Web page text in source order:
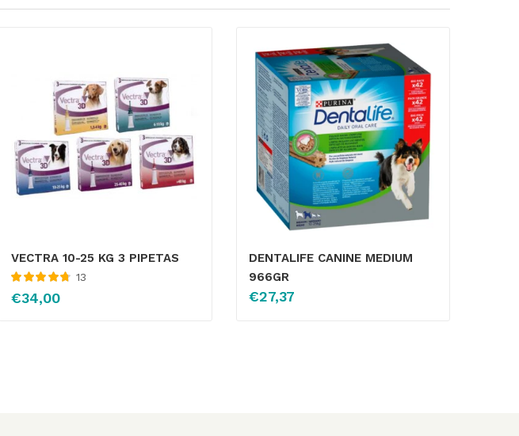
VECTRA 10-25 KG 3 PIPETAS
4.83de 5
13
€34,00
DENTALIFE CANINE MEDIUM
966GR
€27,37